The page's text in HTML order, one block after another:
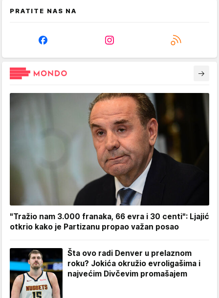
PRATITE NAS NA
"Tražio nam 3.000 franaka, 66 evra i 30 centi": Ljajić
otkrio kako je Partizanu propao važan posao
Šta ovo radi Denver u prelaznom
roku? Jokića okružio evroligašima i
najvećim Divčevim promašajem